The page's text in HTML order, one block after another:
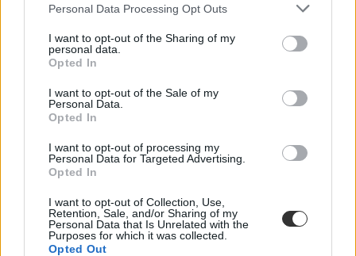
Personal Data Processing Opt Outs
I want to opt-out of the Sharing of my
personal data.
Opted In
I want to opt-out of the Sale of my
Personal Data.
Opted In
I want to opt-out of processing my
Personal Data for Targeted Advertising.
Opted In
I want to opt-out of Collection, Use,
Retention, Sale, and/or Sharing of my
Personal Data that Is Unrelated with the
Purposes for which it was collected.
Opted Out